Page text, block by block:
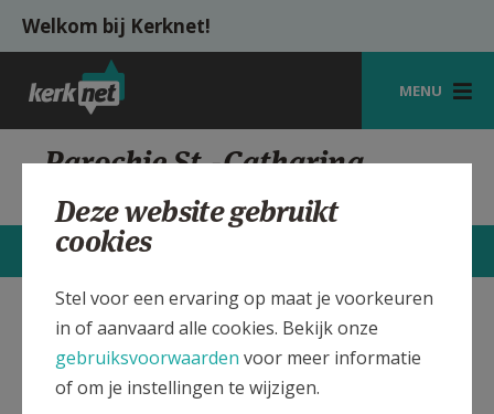
Overslaan en naar de inhoud gaan
Welkom bij Kerknet!
MENU
STARTPAGINA
VIERINGEN
SHOP
ZOEKEN
HULP
Parochie St.-Catharina
Zillebeke
CONTACTEN
Verbergen
St.-Catharina Kerk Zillebeke
Deze website gebruikt
cookies
Stel voor een ervaring op maat je voorkeuren
in of aanvaard alle cookies. Bekijk onze
gebruiksvoorwaarden voor meer informatie
of om je instellingen te wijzigen.